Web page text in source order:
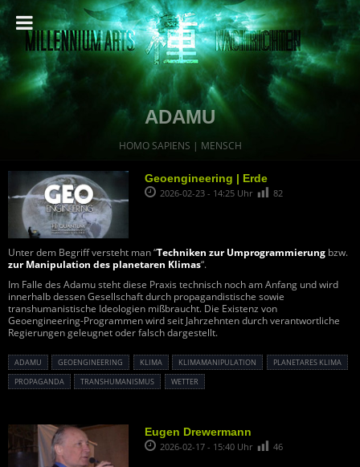
ADAMU
HOMO SAPIENS | MENSCH
Geoengineering | Erde
2026-02-23 - 14:25 Uhr 82
Unter dem Begriff versteht man “Techniken zur Umprogrammierung bzw.
zur Manipulation des planetaren Klimas“.
Im Falle des Adamu steht diese Praxis technisch noch am Anfang und wird
innerhalb dessen Gesellschaft durch propagandistische sowie
transhumanistische Ideologien mißbraucht. Die Existenz von
Geoengineering-Programmen wird seit Jahrzehnten durch verantwortliche
Regierungen geleugnet oder falsch dargestellt.
ADAMU GEOENGINEERING KLIMA KLIMAMANIPULATION
PLANETARES KLIMA
PROPAGANDA
TRANSHUMANISMUS WETTER
Eugen Drewermann
2026-02-17 - 15:40 Uhr 46